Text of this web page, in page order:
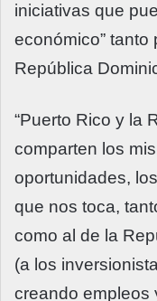
iniciativas que
económico”
República
“Puerto Rico y la
comparten los
oportunidades,
que nos toca,
como al de la
(a los
creando empleos